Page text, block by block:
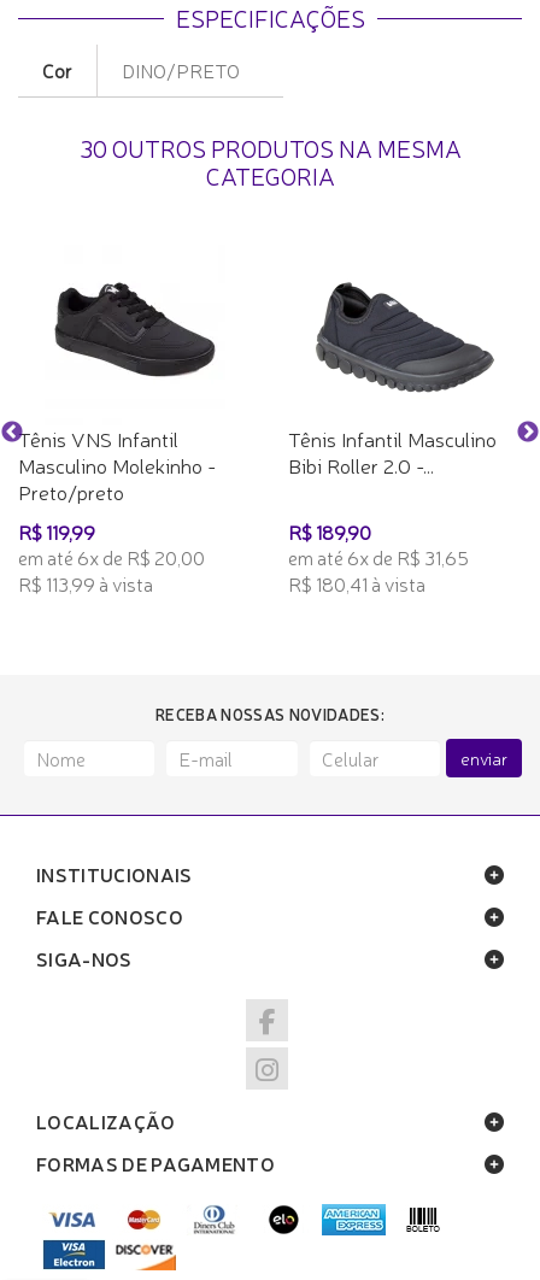
ESPECIFICAÇÕES
Cor DINO/PRETO
30 OUTROS PRODUTOS NA MESMA
CATEGORIA
Tênis VNS Infantil
Masculino Molekinho -
Preto/preto
R$ 119,99
em até 6x de R$ 20,00
R$ 113,99 à vista
Tênis Infantil Masculino
Bibi Roller 2.0 -...
R$ 189,90
em até 6x de R$ 31,65
R$ 180,41 à vista
RECEBA NOSSAS NOVIDADES:
enviar
INSTITUCIONAIS
FALE CONOSCO
SIGA-NOS
LOCALIZAÇÃO
FORMAS DE PAGAMENTO